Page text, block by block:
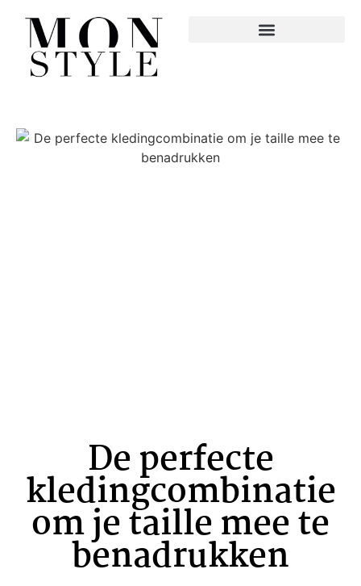
De perfecte
kledingcombinatie
om je taille mee te
benadrukken